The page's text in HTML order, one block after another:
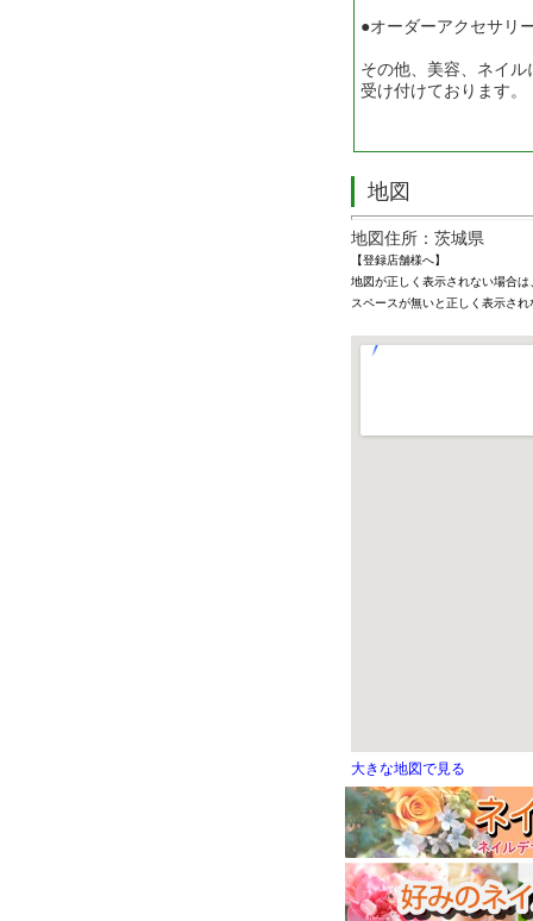
●オーダーアクセサリ
その他、美容、ネイ
受け付けております。
地図
地図住所：茨城県
【登録店舗様へ】
地図が正しく表示されない場合
スペースが無いと正しく表示さ
大きな地図で見る